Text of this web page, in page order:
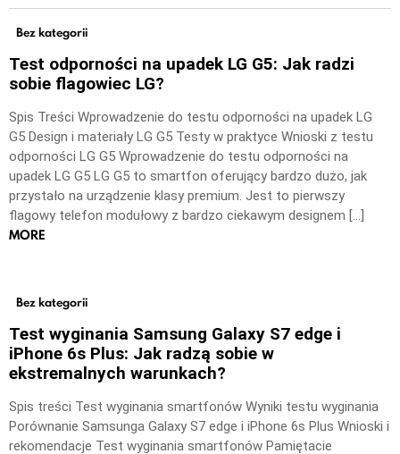
Bez kategorii
Test odporności na upadek LG G5: Jak radzi
sobie flagowiec LG?
Spis Treści Wprowadzenie do testu odporności na upadek LG
G5 Design i materiały LG G5 Testy w praktyce Wnioski z testu
odporności LG G5 Wprowadzenie do testu odporności na
upadek LG G5 LG G5 to smartfon oferujący bardzo dużo, jak
przystało na urządzenie klasy premium. Jest to pierwszy
flagowy telefon modułowy z bardzo ciekawym designem […]
MORE
Bez kategorii
Test wyginania Samsung Galaxy S7 edge i
iPhone 6s Plus: Jak radzą sobie w
ekstremalnych warunkach?
Spis treści Test wyginania smartfonów Wyniki testu wyginania
Porównanie Samsunga Galaxy S7 edge i iPhone 6s Plus Wnioski i
rekomendacje Test wyginania smartfonów Pamiętacie